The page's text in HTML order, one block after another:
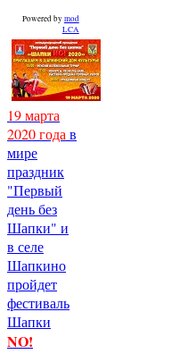
Powered by mod
LCA
19 марта
2020 года в
мире
праздник
"Первый
день без
Шапки" и
в селе
Шапкино
пройдет
фестиваль
Шапки
NO!